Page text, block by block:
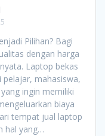
Pilihan? Bagi
dengan harga
Laptop bekas
pelajar, mahasiswa,
ingin memiliki
biaya
tempat jual laptop
hal yang…